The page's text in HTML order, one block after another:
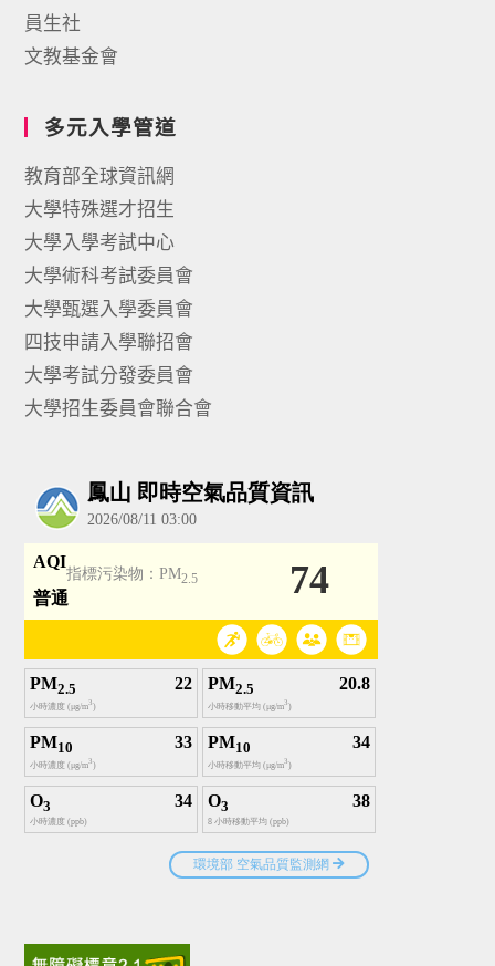
員生社
文教基金會
多元入學管道
教育部全球資訊網
大學特殊選才招生
大學入學考試中心
大學術科考試委員會
大學甄選入學委員會
四技申請入學聯招會
大學考試分發委員會
大學招生委員會聯合會